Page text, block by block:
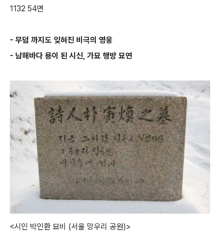
1132 54면
- 무덤 까지도 잊혀진 비극의 영웅
- 남해바다 용이 된 시신, 가묘 행방 묘연
<시인 박인환 묘비 (서울 망우리 공원)>